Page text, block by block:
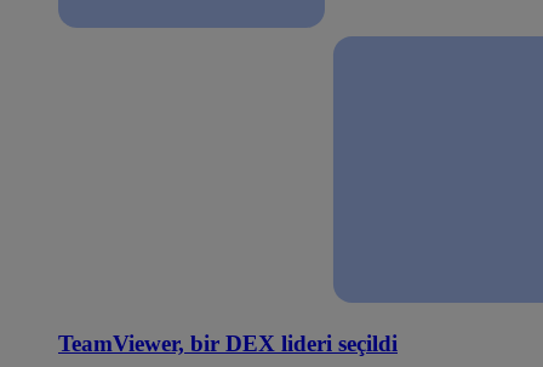
TeamViewer, bir DEX lideri seçildi